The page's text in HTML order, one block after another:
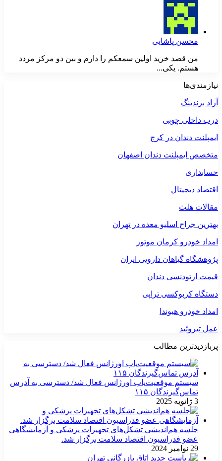
محسن پاشایی
من قصد خرید اولین سمعکم را دارم و بین دو مرکز مردد
هستم. یکی...
نیازمندی‌ها
آراد برندینگ
درب داخلی چوبی
ایمپلنت دندان در کرج
متخصص ایمپلنت دندان اصفهان
حسابداری
اقتصاد دیجیتال
مقالات هلث
بهترین جراح اسلیو معده در تهران
امداد خودرو کرمان موتور
پژوهشگاه گیاهان دارویی ایران
قیمت ارتودنسی دندان
دستگاه کربوکسی تراپی
امداد خودرو هیوندا
عمل تیروئید
پربازدیدترین مطالب
سیستم موقعیت‌یاب اورژانس فعال شد/ دسترسی به آدرس
تماس‌گیرندگان ۱۱۵
3 ژانویه 2025
جلسه هم‌اندیشی تشکل‌های تجهیزات پزشکی و آزمایشگاهی
عضو فدراسیون اقتصاد سلامت برگزار شد.
29 نوامبر 2024